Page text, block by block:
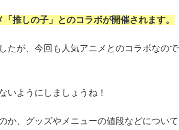
推しの子」とのコラボが開催されます。
たが、今回も人気アニメとのコラボなので
いようにしましょうね！
か、グッズやメニューの値段などについて